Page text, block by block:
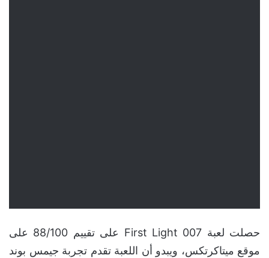
حصلت لعبة 007 First Light على تقييم 88/100 على
موقع ميتاكرتكس، ويبدو أن اللعبة تقدم تجربة جيمس بوند